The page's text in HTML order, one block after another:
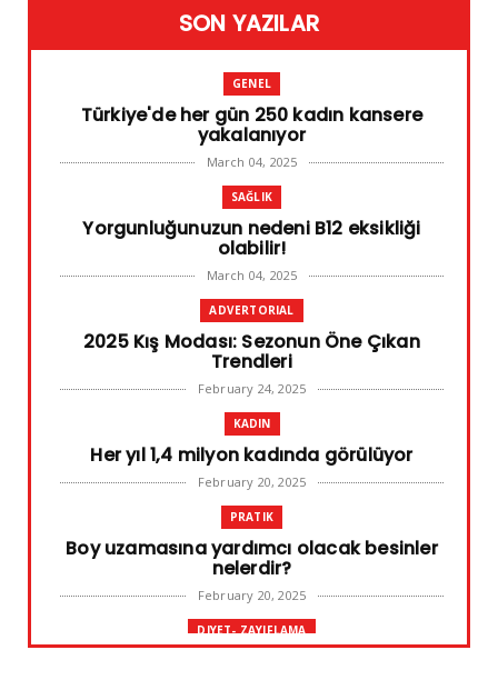
SON YAZILAR
GENEL
Türkiye'de her gün 250 kadın kansere
yakalanıyor
March 04, 2025
SAĞLIK
Yorgunluğunuzun nedeni B12 eksikliği
olabilir!
March 04, 2025
ADVERTORIAL
2025 Kış Modası: Sezonun Öne Çıkan
Trendleri
February 24, 2025
KADIN
Her yıl 1,4 milyon kadında görülüyor
February 20, 2025
PRATIK
Boy uzamasına yardımcı olacak besinler
nelerdir?
February 20, 2025
DIYET- ZAYIFLAMA